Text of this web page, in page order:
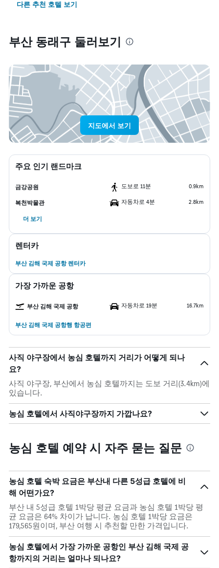
다른 추천 호텔 보기
부산 동래구 둘러보기
지도에서 보기
주요 인기 랜드마크
금강공원 도보로 11분 0.9km
복천박물관 자동차로 4분 2.8km
더 보기
렌터카
부산 김해 국제 공항 렌터카
가장 가까운 공항
부산 김해 국제 공항 자동차로 19분 16.7km
부산 김해 국제 공항행 항공편
사직 야구장에서 농심 호텔까지 거리가 어떻게 되나
요?
사직 야구장, 부산에서 농심 호텔까지는 도보 거리(3.4km)에
있습니다.
농심 호텔에서 사직야구장까지 가깝나요?
농심 호텔 예약 시 자주 묻는 질문
농심 호텔 숙박 요금은 부산내 다른 5성급 호텔에 비
해 어떤가요?
부산 내 5성급 호텔 1박당 평균 요금과 농심 호텔 1박당 평
균 요금은 64% 차이가 납니다. 농심 호텔 1박당 요금은
179,565원이며, 부산 여행 시 추천할 만한 가격입니다.
농심 호텔에서 가장 가까운 공항인 부산 김해 국제 공
항까지의 거리는 얼마나 되나요?